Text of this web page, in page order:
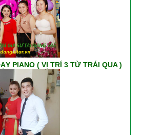
PIANO ( VỊ TRÍ 3 TỪ TRÁI QUA )